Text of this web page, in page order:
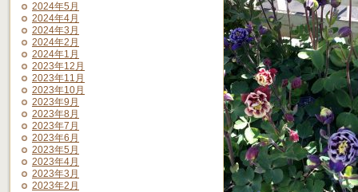
2024年5月
2024年4月
2024年3月
2024年2月
2024年1月
2023年12月
2023年11月
2023年10月
2023年9月
2023年8月
2023年7月
2023年6月
2023年5月
2023年4月
2023年3月
2023年2月